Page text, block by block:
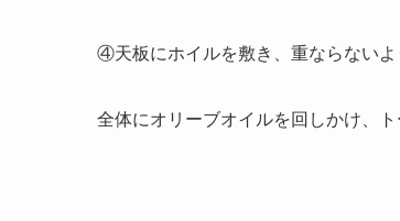
④天板にホイルを敷き、重ならないよ
全体にオリーブオイルを回しかけ、